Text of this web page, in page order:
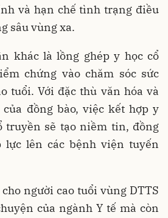
và hạn chế tình trạng điều
sâu vùng xa.
khác là lồng ghép y học cổ
chứng vào chăm sóc sức
tuổi. Với đặc thù văn hóa và
đồng bào, việc kết hợp y
truyền sẽ tạo niềm tin, đồng
lực lên các bệnh viện tuyến
người cao tuổi vùng DTTS
của ngành Y tế mà còn